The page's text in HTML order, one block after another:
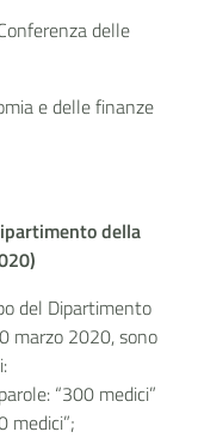
delle
e delle finanze
della
del Dipartimento
marzo 2020, sono
“300 medici”
medici”;